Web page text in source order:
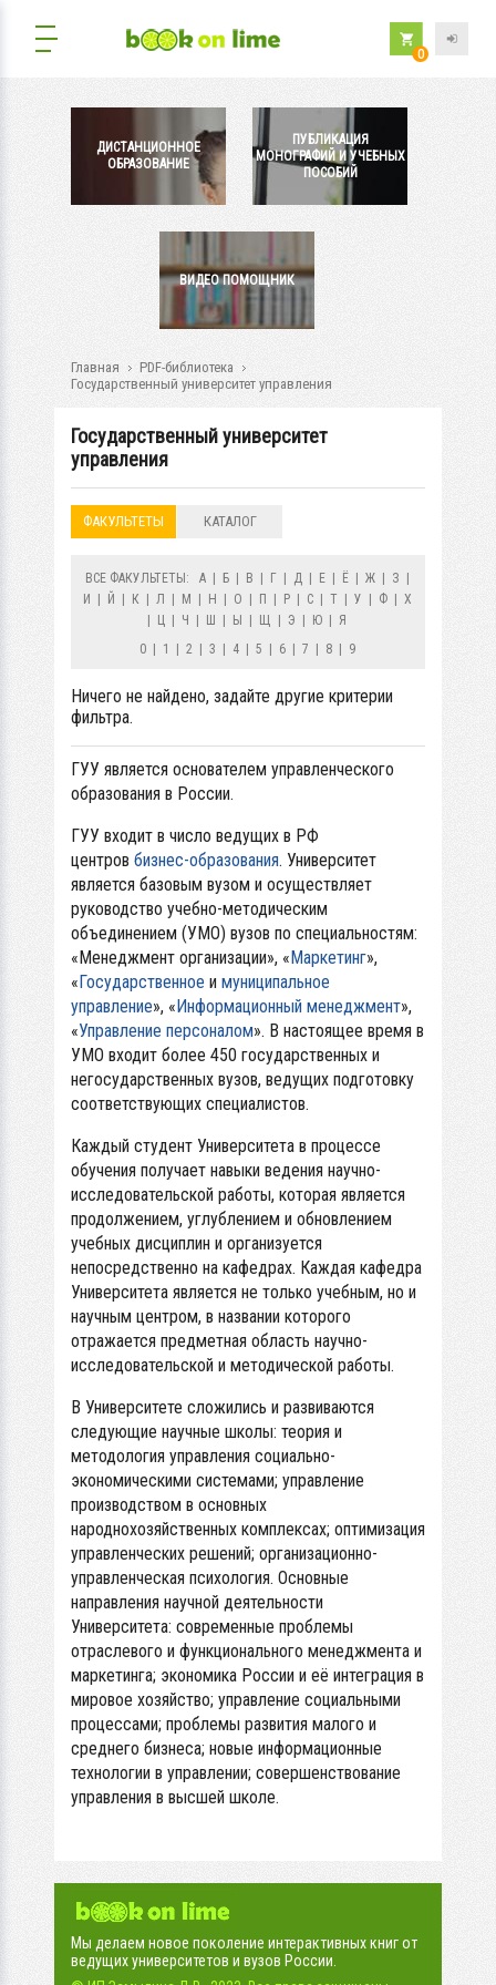
0
ДИСТАНЦИОННОЕ
ОБРАЗОВАНИЕ
ПУБЛИКАЦИЯ
МОНОГРАФИЙ И УЧЕБНЫХ
ПОСОБИЙ
ВИДЕО ПОМОЩНИК
Главная
PDF-библиотека
Государственный университет управления
Государственный университет
управления
ФАКУЛЬТЕТЫ КАТАЛОГ
ВСЕ ФАКУЛЬТЕТЫ: А Б В Г Д Е Ё Ж З
И
Й К Л М Н О П Р С Т У Ф
Х
Ц Ч Ш Ы Щ Э Ю
Я
0
1 2 3 4 5 6 7 8 9
Ничего не найдено, задайте другие критерии
фильтра.
ГУУ является основателем управленческого
образования в России.
ГУУ входит в число ведущих в РФ
центров бизнес-образования. Университет
является базовым вузом и осуществляет
руководство учебно-методическим
объединением (УМО) вузов по специальностям:
«Менеджмент организации», «Маркетинг»,
«Государственное и муниципальное
управление», «Информационный менеджмент»,
«Управление персоналом». В настоящее время в
УМО входит более 450 государственных и
негосударственных вузов, ведущих подготовку
соответствующих специалистов.
Каждый студент Университета в процессе
обучения получает навыки ведения научно-
исследовательской работы, которая является
продолжением, углублением и обновлением
учебных дисциплин и организуется
непосредственно на кафедрах. Каждая кафедра
Университета является не только учебным, но и
научным центром, в названии которого
отражается предметная область научно-
исследовательской и методической работы.
В Университете сложились и развиваются
следующие научные школы: теория и
методология управления социально-
экономическими системами; управление
производством в основных
народнохозяйственных комплексах; оптимизация
управленческих решений; организационно-
управленческая психология. Основные
направления научной деятельности
Университета: современные проблемы
отраслевого и функционального менеджмента и
маркетинга; экономика России и её интеграция в
мировое хозяйство; управление социальными
процессами; проблемы развития малого и
среднего бизнеса; новые информационные
технологии в управлении; совершенствование
управления в высшей школе.
Мы делаем новое поколение интерактивных книг от
ведущих университетов и вузов России.